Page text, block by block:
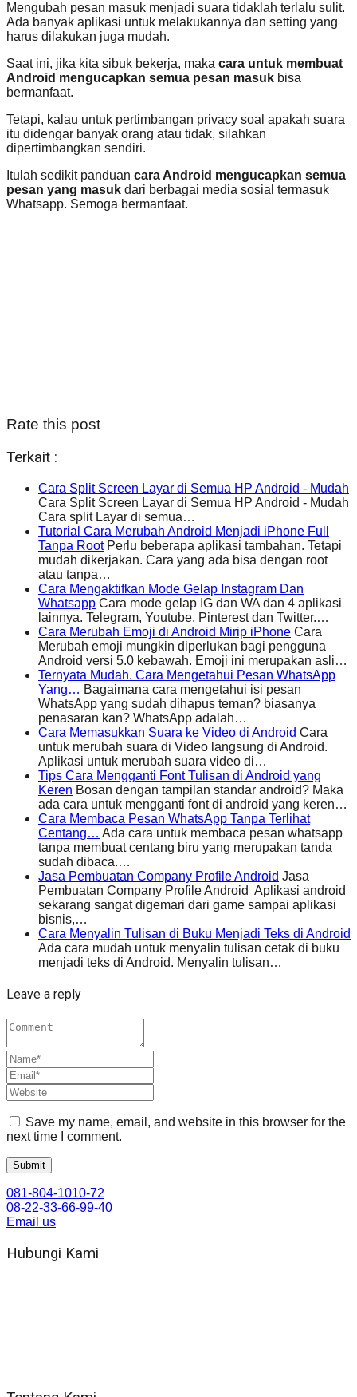
Mengubah pesan masuk menjadi suara tidaklah terlalu sulit.
Ada banyak aplikasi untuk melakukannya dan setting yang
harus dilakukan juga mudah.
Saat ini, jika kita sibuk bekerja, maka cara untuk membuat
Android mengucapkan semua pesan masuk bisa
bermanfaat.
Tetapi, kalau untuk pertimbangan privacy soal apakah suara
itu didengar banyak orang atau tidak, silahkan
dipertimbangkan sendiri.
Itulah sedikit panduan cara Android mengucapkan semua
pesan yang masuk dari berbagai media sosial termasuk
Whatsapp. Semoga bermanfaat.
Rate this post
Terkait :
Cara Split Screen Layar di Semua HP Android - Mudah
Cara Split Screen Layar di Semua HP Android - Mudah
Cara split Layar di semua…
Tutorial Cara Merubah Android Menjadi iPhone Full
Tanpa RootPerlu beberapa aplikasi tambahan. Tetapi
mudah dikerjakan. Cara yang ada bisa dengan root
atau tanpa…
Cara Mengaktifkan Mode Gelap Instagram Dan
Whatsapp Cara mode gelap IG dan WA dan 4 aplikasi
lainnya. Telegram, Youtube, Pinterest dan Twitter.…
Cara Merubah Emoji di Android Mirip iPhone Cara
Merubah emoji mungkin diperlukan bagi pengguna
Android versi 5.0 kebawah. Emoji ini merupakan asli…
Ternyata Mudah. Cara Mengetahui Pesan WhatsApp
Yang… Bagaimana cara mengetahui isi pesan
WhatsApp yang sudah dihapus teman? biasanya
penasaran kan? WhatsApp adalah…
Cara Memasukkan Suara ke Video di Android Cara
untuk merubah suara di Video langsung di Android.
Aplikasi untuk merubah suara video di…
Tips Cara Mengganti Font Tulisan di Android yang
Keren Bosan dengan tampilan standar android? Maka
ada cara untuk mengganti font di android yang keren…
Cara Membaca Pesan WhatsApp Tanpa Terlihat
Centang… Ada cara untuk membaca pesan whatsapp
tanpa membuat centang biru yang merupakan tanda
sudah dibaca.…
Jasa Pembuatan Company Profile Android Jasa
Pembuatan Company Profile Android Aplikasi android
sekarang sangat digemari dari game sampai aplikasi
bisnis,…
Cara Menyalin Tulisan di Buku Menjadi Teks di Android
Ada cara mudah untuk menyalin tulisan cetak di buku
menjadi teks di Android. Menyalin tulisan…
Leave a reply
Save my name, email, and website in this browser for the
next time I comment.
081-804-1010-72
08-22-33-66-99-40
Email us
Hubungi Kami